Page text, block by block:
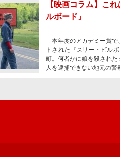
【映画コラム】こ
ルボード』
本年度のアカデミー賞で
トされた『スリー・ビル
町。何者かに娘を殺され
人を逮捕できない地元の警